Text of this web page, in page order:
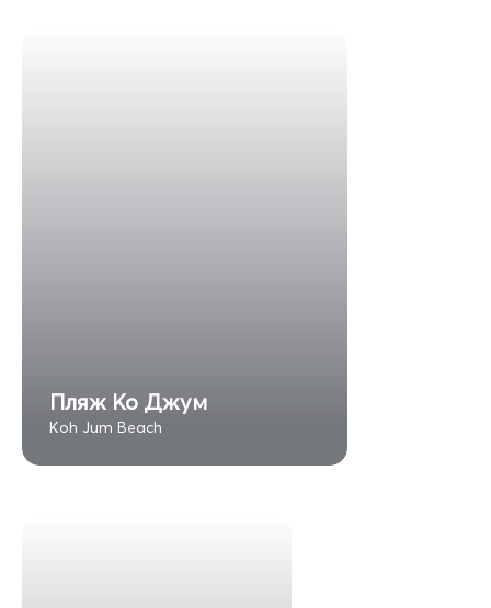
Пляж Ко Джум
Koh Jum Beach